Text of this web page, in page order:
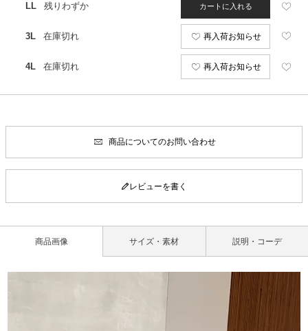
LL 残りわずか カートに入れる
3L 在庫切れ 再入荷お知らせ
4L 在庫切れ 再入荷お知らせ
商品についてのお問い合わせ
レビューを書く
商品画像 サイズ・素材 説明・コーデ